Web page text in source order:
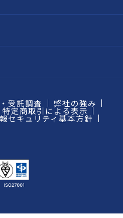
受託調査 弊社の強み
特定商取引による表示
セキュリティ基本方針